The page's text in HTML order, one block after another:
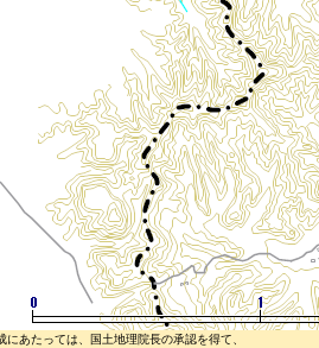
にあたっては、国土地理院長の承認を得て、